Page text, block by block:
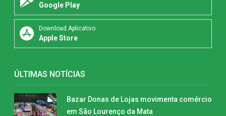
Google Play
Download Aplicativo
Apple Store
ÚLTIMAS NOTÍCIAS
Bazar Donas de Lojas movimenta comércio
em São Lourenço da Mata